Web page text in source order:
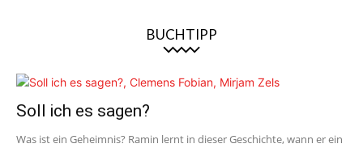
BUCHTIPP
Soll ich es sagen?
Was ist ein Geheimnis? Ramin lernt in dieser Geschichte, wann er ein